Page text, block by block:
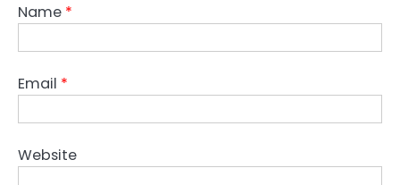
Name *
Email *
Website